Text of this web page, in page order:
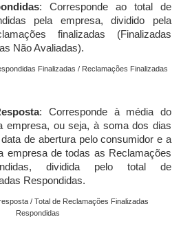
: Corresponde ao total de
pela empresa, dividido pela
finalizadas (Finalizadas
Não Avaliadas).
Finalizadas / Reclamações Finalizadas
: Corresponde à média do
empresa, ou seja, à soma dos dias
de abertura pelo consumidor e a
empresa de todas as Reclamações
dividida pelo total de
Respondidas.
/ Total de Reclamações Finalizadas
Respondidas